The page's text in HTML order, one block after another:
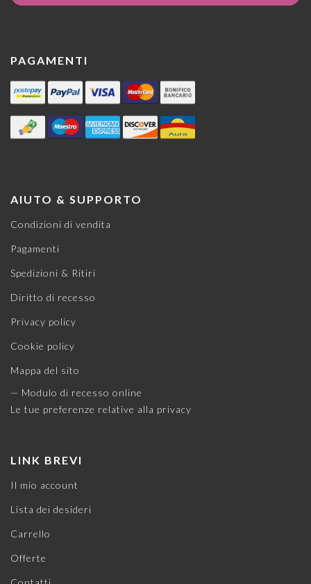
PAGAMENTI
AIUTO & SUPPORTO
Condizioni di vendita
Pagamenti
Spedizioni & Ritiri
Diritto di recesso
Privacy policy
Cookie policy
Mappa del sito
— Modulo di recesso online
Le tue preferenze relative alla privacy
LINK BREVI
Il mio account
Lista dei desideri
Carrello
Offerte